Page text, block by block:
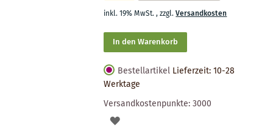
inkl. 19% MwSt.,zzgl.Versandkosten
In den Warenkorb
Bestellartikel Lieferzeit: 10-28
Werktage
Versandkostenpunkte:3000
AUF